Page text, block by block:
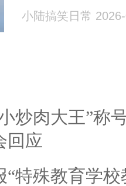
小陆搞笑日常
炒肉大王”称
回应
“特殊教育学